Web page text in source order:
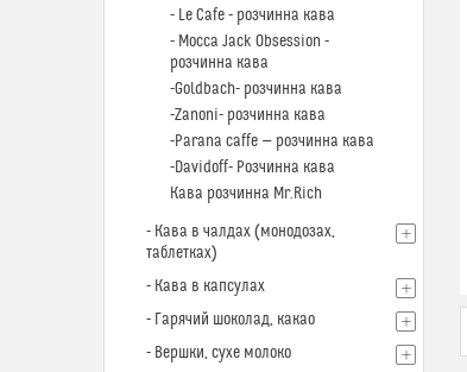
- Le Cafe - розчинна кава
- Mocca Jack Obsession -
розчинна кава
-Goldbach- розчинна кава
-Zanoni- розчинна кава
-Parana caffe — розчинна кава
-Davidoff- Розчинна кава
Кава розчинна Mr.Rich
- Кава в чалдах (монодозах,
таблетках)
- Кава в капсулах
- Гарячий шоколад, какао
- Вершки, сухе молоко